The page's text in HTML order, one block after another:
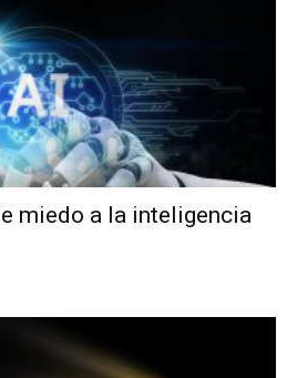
miedo a la inteligencia